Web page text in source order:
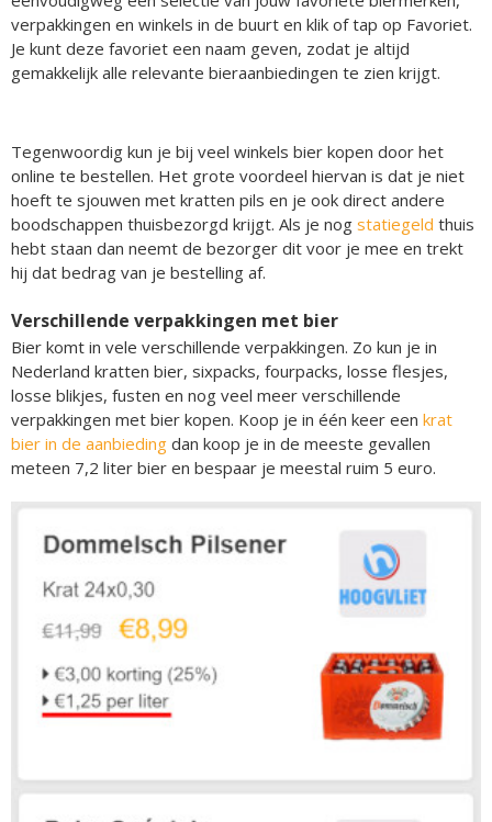
verpakkingen en winkels in de buurt en klik of tap op Favoriet.
Je kunt deze favoriet een naam geven, zodat je altijd
gemakkelijk alle relevante bieraanbiedingen te zien krijgt.
Tegenwoordig kun je bij veel winkels bier kopen door het
online te bestellen. Het grote voordeel hiervan is dat je niet
hoeft te sjouwen met kratten pils en je ook direct andere
boodschappen thuisbezorgd krijgt. Als je nog statiegeld thuis
hebt staan dan neemt de bezorger dit voor je mee en trekt
hij dat bedrag van je bestelling af.
Verschillende verpakkingen met bier
Bier komt in vele verschillende verpakkingen. Zo kun je in
Nederland kratten bier, sixpacks, fourpacks, losse flesjes,
losse blikjes, fusten en nog veel meer verschillende
verpakkingen met bier kopen. Koop je in één keer een krat
bier in de aanbieding dan koop je in de meeste gevallen
meteen 7,2 liter bier en bespaar je meestal ruim 5 euro.